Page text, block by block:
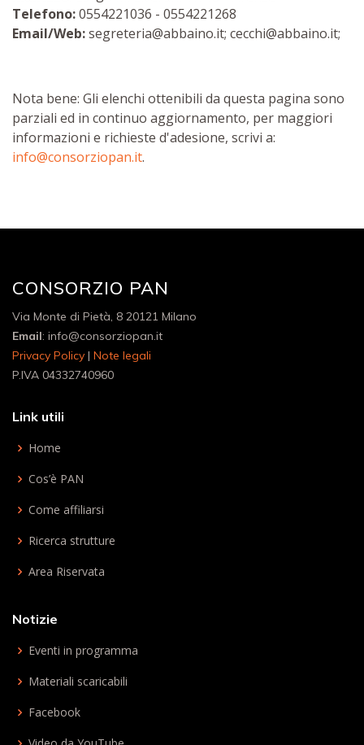
Telefono:0554221036 - 0554221268
Email/Web:segreteria@abbaino.it; cecchi@abbaino.it;
Nota bene: Gli elenchi ottenibili da questa pagina sono
parziali ed in continuo aggiornamento, per maggiori
informazioni e richieste d'adesione, scrivi a:
info@consorziopan.it.
CONSORZIO PAN
Via Monte di Pietà, 8 20121 Milano
Email: info@consorziopan.it
Privacy Policy | Note legali
P.IVA 04332740960
Link utili
Home
Cos’è PAN
Come affiliarsi
Ricerca strutture
Area Riservata
Notizie
Eventi in programma
Materiali scaricabili
Facebook